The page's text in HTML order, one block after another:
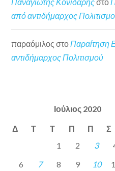
από αντιδήμαρχος
παραόμιλος στοΠαραίτηση
αντιδήμαρχος Πολιτισμού
Ιούλιος 2020
Δ Τ Τ Π Π Σ
1 2 3
6
7 8 9 10